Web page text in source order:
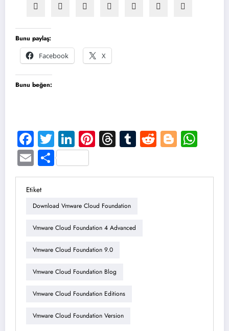
Bunu paylaş:
Facebook
X
Bunu beğen:
Facebook
TwitterLinkedIn
Pinterest
Threads
Tumblr
Reddit
EmailShare
Etiket
Download Vmware Cloud Foundation
Vmware Cloud Foundation 4 Advanced
Vmware Cloud Foundation 9.0
Vmware Cloud Foundation Blog
Vmware Cloud Foundation Editions
Vmware Cloud Foundation Version